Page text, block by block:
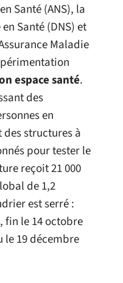
Santé (ANS), la
Santé (DNS) et
Maladie
espace santé.
des
en
structures à
pour tester le
reçoit 21 000
de 1,2
est serré :
fin le 14 octobre
le 19 décembre